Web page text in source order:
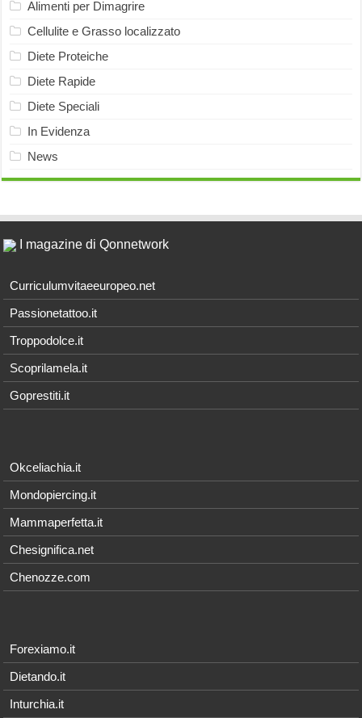
Alimenti per Dimagrire
Cellulite e Grasso localizzato
Diete Proteiche
Diete Rapide
Diete Speciali
In Evidenza
News
I magazine di Qonnetwork
Curriculumvitaeeuropeo.net
Passionetattoo.it
Troppodolce.it
Scoprilamela.it
Goprestiti.it
Okceliachia.it
Mondopiercing.it
Mammaperfetta.it
Chesignifica.net
Chenozze.com
Forexiamo.it
Dietando.it
Inturchia.it